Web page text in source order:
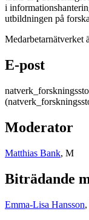
i
utbildningen på
Medarbetarnätverket
E-post
Moderator
Matthias Bank, M
Biträdande
Emma-Lisa Hansson